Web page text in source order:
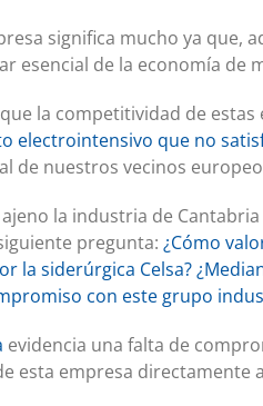
significa mucho ya que,
esencial de la economía de
la competitividad de
electrointensivo que no
de nuestros vecinos
la industria de
pregunta: ¿Cómo
la siderúrgica Celsa?
con este grupo
evidencia una falta de
esta empresa directamente a